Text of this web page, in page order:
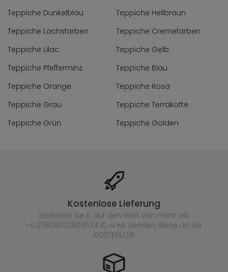
Teppiche Dunkelblau
Teppiche Hellbraun
Teppiche Lachsfarben
Teppiche Cremefarben
Teppiche Lilac
Teppiche Gelb
Teppiche Pfefferminz
Teppiche Blau
Teppiche Orange
Teppiche Rosa
Teppiche Grau
Teppiche Terrakotte
Teppiche Grün
Teppiche Golden
Kostenlose Lieferung
Bestellen Sie o auf den Wert von mehr als
-0.23809523809524 €, a wir senden diese an Sie
KOSTENLOS!